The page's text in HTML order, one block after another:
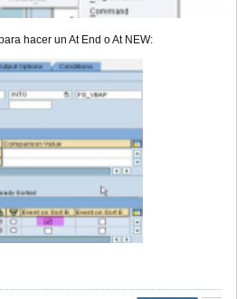
hacer un At End o At NEW: